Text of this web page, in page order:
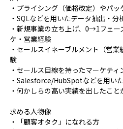
・プライシング（価格改定）やパ
・SQLなどを用いたデータ抽出・分
・新規事業の立ち上げ、0→1フェ
ケ・営業経験
・セールスイネーブルメント（営
験
・セールス目線を持ったマーケテ
・Salesforce/HubSpotなどを用い
・何かしらの高い実績を出したこと
求める人物像
・「顧客オタク」になれる方